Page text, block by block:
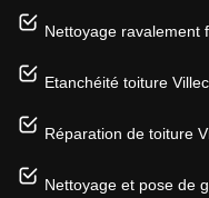
Nettoyage ravalement
Etanchéité toiture
Réparation de toiture
Nettoyage et pose de